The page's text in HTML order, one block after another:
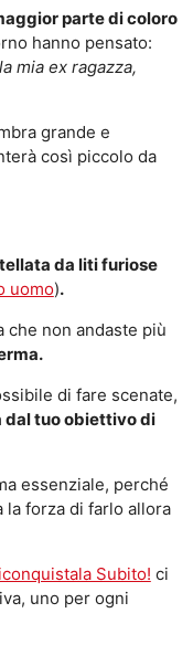
parte di coloro
hanno pensato:
mia ex ragazza,
grande e
così piccolo da
da liti furiose
uomo).
che non andaste più
di fare scenate,
dal tuo obiettivo di
essenziale, perché
la forza di farlo allora
Subito! ci
uno per ogni